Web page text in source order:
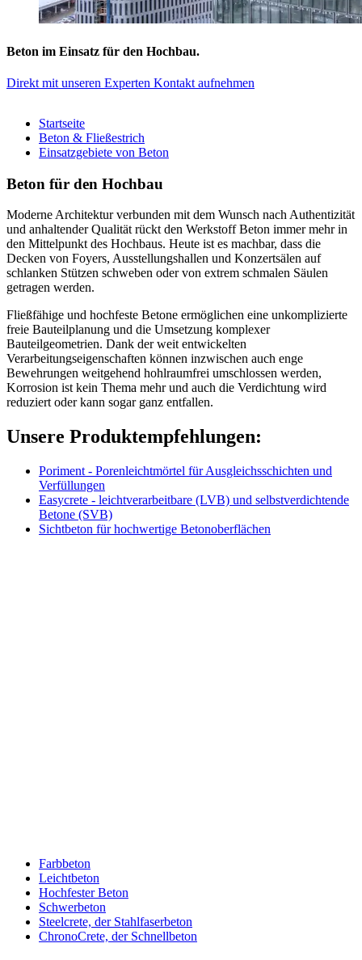
Beton im Einsatz für den Hochbau.
Direkt mit unseren Experten Kontakt aufnehmen
Startseite
Beton & Fließestrich
Einsatzgebiete von Beton
Beton für den Hochbau
Moderne Architektur verbunden mit dem Wunsch nach Authentizität
und anhaltender Qualität rückt den Werkstoff Beton immer mehr in
den Mittelpunkt des Hochbaus. Heute ist es machbar, dass die
Decken von Foyers, Ausstellungshallen und Konzertsälen auf
schlanken Stützen schweben oder von extrem schmalen Säulen
getragen werden.
Fließfähige und hochfeste Betone ermöglichen eine unkomplizierte
freie Bauteilplanung und die Umsetzung komplexer
Bauteilgeometrien. Dank der weit entwickelten
Verarbeitungseigenschaften können inzwischen auch enge
Bewehrungen weitgehend hohlraumfrei umschlossen werden,
Korrosion ist kein Thema mehr und auch die Verdichtung wird
reduziert oder kann sogar ganz entfallen.
Unsere Produktempfehlungen:
Poriment - Porenleichtmörtel für Ausgleichsschichten und
Verfüllungen
Easycrete - leichtverarbeitbare (LVB) und selbstverdichtende
Betone (SVB)
Sichtbeton für hochwertige Betonoberflächen
Farbbeton
Leichtbeton
Hochfester Beton
Schwerbeton
Steelcrete, der Stahlfaserbeton
ChronoCrete, der Schnellbeton